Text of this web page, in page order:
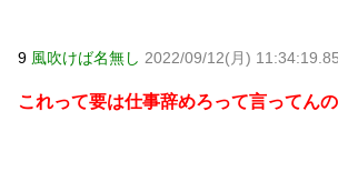
9 風吹けば名無し 2022/09/12(月)
これって要は仕事辞めろって言ってん